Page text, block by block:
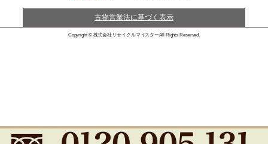
古物営業法に基づく表示
Copyright © 株式会社リサイクルマイスターAll Rights Reserved.